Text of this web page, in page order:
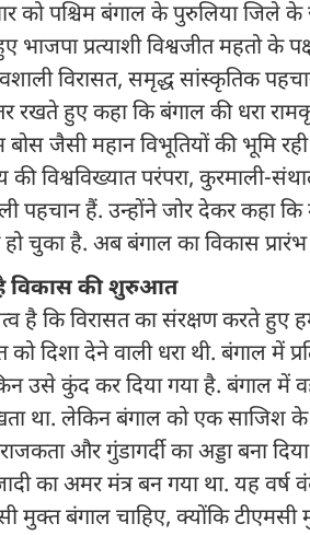
को पश्चिम बंगाल के पुरुलिया जिले के
प्रत्याशी विश्वजीत महतो के
विरासत, समृद्ध सांस्कृतिक
रखते हुए कहा कि बंगाल की धरा
जैसी महान विभूतियों की भूमि रही
की विश्वविख्यात परंपरा, कुरमाली-
हैं. उन्होंने जोर देकर कहा कि
चुका है. अब बंगाल का विकास प्रारंभ
विकास की शुरुआत
है कि विरासत का संरक्षण करते हुए
को दिशा देने वाली धरा थी. बंगाल में
उसे कुंद कर दिया गया है. बंगाल
था. लेकिन बंगाल को एक साजिश
और गुंडागर्दी का अड्डा बना
का अमर मंत्र बन गया था. यह वर्ष
मुक्त बंगाल चाहिए, क्योंकि